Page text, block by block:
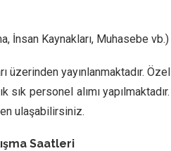
İnsan Kaynakları, Muhasebe vb.)
yayınlanmaktadır.
personel alımı
ulaşabilirsiniz.
Saatleri